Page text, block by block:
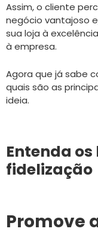
Assim, o cliente
negócio vantajoso
sua loja à
à empresa.
Agora que já sabe
quais são as
ideia.
Entenda
fidelização
Promove